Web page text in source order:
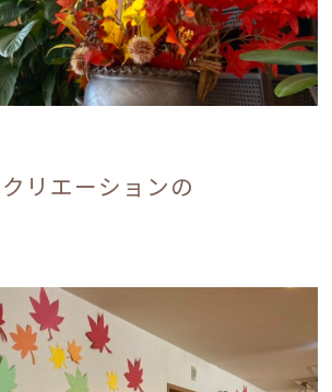
リエーションの
のお問い合わせ
17-6548
間 9：00～18：00